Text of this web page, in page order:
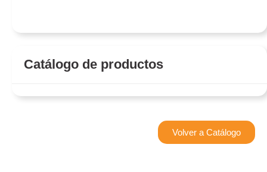
Catálogo de productos
Volver a Catálogo